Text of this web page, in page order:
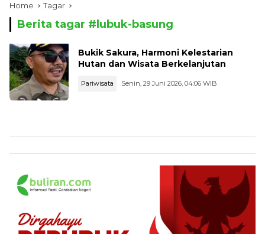
Home Tagar
Berita tagar # lubuk-basung
Bukik Sakura, Harmoni Kelestarian
Hutan dan Wisata Berkelanjutan
Pariwisata Senin, 29 Juni 2026, 04:06 WIB